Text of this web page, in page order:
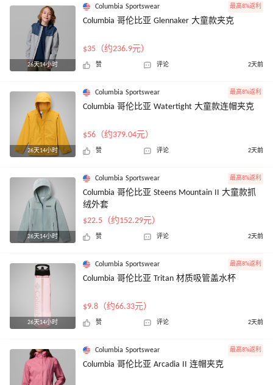
26天14小时
Columbia Sportswear 最高8%返利
Columbia 哥伦比亚 Glennaker 大童款夹克
$35（约236.9元）
赞 评论 2天前
26天14小时
Columbia Sportswear 最高8%返利
Columbia 哥伦比亚 Watertight 大童款连帽夹克
$56（约379.04元）
赞 评论 2天前
26天14小时
Columbia Sportswear 最高8%返利
Columbia 哥伦比亚 Steens Mountain II 大童款抓
绒外套
$22.5（约152.29元）
赞 评论 2天前
26天14小时
Columbia Sportswear 最高8%返利
Columbia 哥伦比亚 Tritan 材质吸管盖水杯
$9.8（约66.33元）
赞 评论 2天前
Columbia Sportswear 最高8%返利
Columbia 哥伦比亚 Arcadia II 连帽夹克